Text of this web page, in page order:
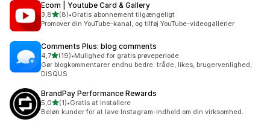
Ecom | Youtube Card & Gallery
3,8ud af 5 stjerner
(8)
8 anmeldelser i alt
•Gratis abonnement tilgængeligt
Promover din YouTube-kanal, og tilføj YouTube-videogallerier
Comments Plus: blog comments
4,7ud af 5 stjerner
(19)
19 anmeldelser i alt
•Mulighed for gratis prøveperiode
Gør blogkommentarer endnu bedre: tråde, likes, brugervenlighed,
DISQUS
BrandPay Performance Rewards
5,0ud af 5 stjerner
(1)
1 anmeldelser i alt
•Gratis at installere
Beløn kunder for at lave Instagram-indhold om din virksomhed.